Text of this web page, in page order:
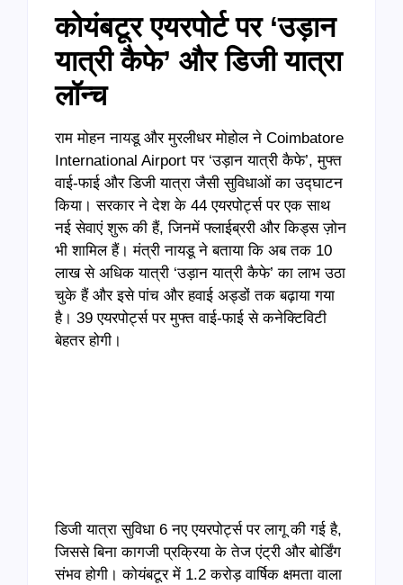
कोयंबटूर एयरपोर्ट पर ‘उड़ान
यात्री कैफे’ और डिजी यात्रा
लॉन्च
राम मोहन नायडू और मुरलीधर मोहोल ने Coimbatore
International Airport पर ‘उड़ान यात्री कैफे’, मुफ्त
वाई-फाई और डिजी यात्रा जैसी सुविधाओं का उद्घाटन
किया। सरकार ने देश के 44 एयरपोर्ट्स पर एक साथ
नई सेवाएं शुरू की हैं, जिनमें फ्लाईब्ररी और किड्स ज़ोन
भी शामिल हैं। मंत्री नायडू ने बताया कि अब तक 10
लाख से अधिक यात्री ‘उड़ान यात्री कैफे’ का लाभ उठा
चुके हैं और इसे पांच और हवाई अड्डों तक बढ़ाया गया
है। 39 एयरपोर्ट्स पर मुफ्त वाई-फाई से कनेक्टिविटी
बेहतर होगी।
डिजी यात्रा सुविधा 6 नए एयरपोर्ट्स पर लागू की गई है,
जिससे बिना कागजी प्रक्रिया के तेज एंट्री और बोर्डिंग
संभव होगी। कोयंबटूर में 1.2 करोड़ वार्षिक क्षमता वाला